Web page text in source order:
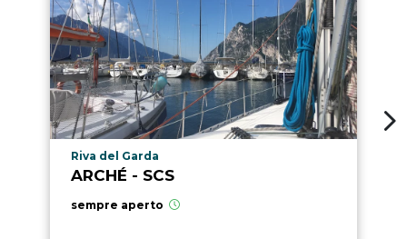
Località punto di interesse
Riva del Garda
ARCHÉ - SCS
sempre aperto